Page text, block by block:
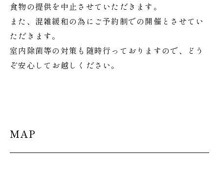
食物の提供を中止させていただきます。
また、混雑緩和の為にご予約制での開催とさせてい
ただきます。
室内除菌等の対策も随時行っておりますので、どう
ぞ安心してお越しください。
MAP